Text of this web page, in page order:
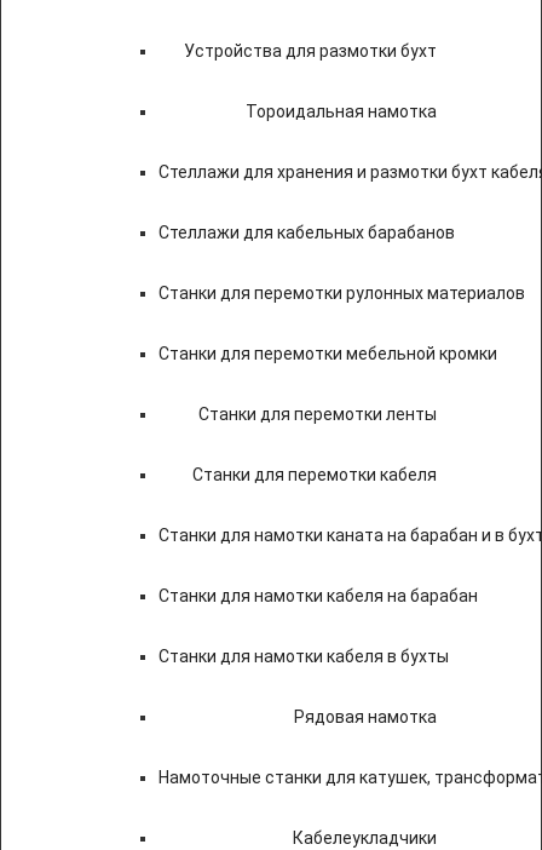
Устройства для размотки бухт
Тороидальная намотка
Стеллажи для хранения и размотки бухт
Стеллажи для кабельных барабанов
Станки для перемотки рулонных материалов
Станки для перемотки мебельной кромки
Станки для перемотки ленты
Станки для перемотки кабеля
Станки для намотки каната на барабан и в
Станки для намотки кабеля на барабан
Станки для намотки кабеля в бухты
Рядовая намотка
Намоточные станки для катушек,
Кабелеукладчики